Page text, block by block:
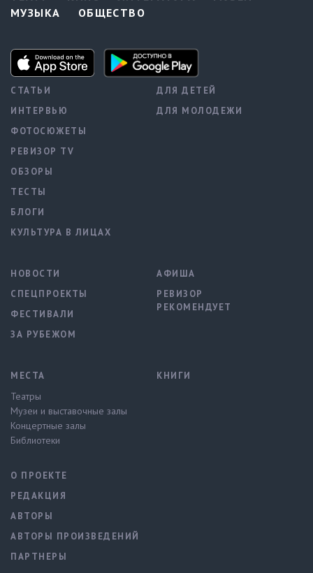
МУЗЫКА
ОБЩЕСТВО
СТАТЬИ
ИНТЕРВЬЮ
ФОТОСЮЖЕТЫ
РЕВИЗОР TV
ОБЗОРЫ
ТЕСТЫ
БЛОГИ
КУЛЬТУРА В ЛИЦАХ
ДЛЯ ДЕТЕЙ
ДЛЯ МОЛОДЕЖИ
НОВОСТИ
СПЕЦПРОЕКТЫ
ФЕСТИВАЛИ
ЗА РУБЕЖОМ
АФИША
РЕВИЗОР
РЕКОМЕНДУЕТ
МЕСТА
Театры
Музеи и выставочные залы
Концертные залы
Библиотеки
КНИГИ
О ПРОЕКТЕ
РЕДАКЦИЯ
АВТОРЫ
АВТОРЫ ПРОИЗВЕДЕНИЙ
ПАРТНЕРЫ